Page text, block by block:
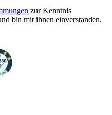
zur Kenntnis
bin mit ihnen einverstanden.